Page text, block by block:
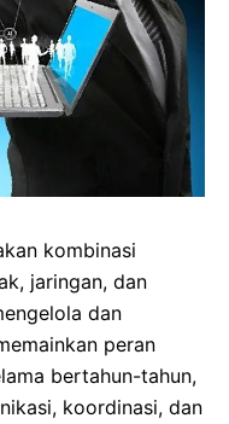
kombinasi
jaringan, dan
dan
peran
bertahun-tahun,
koordinasi, dan